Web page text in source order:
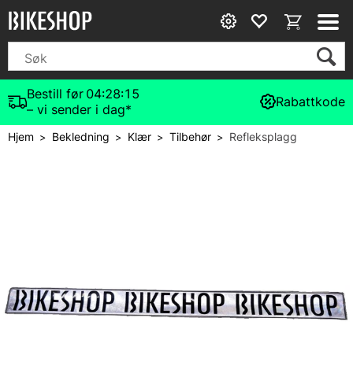
Bestill før 04:28:14
– vi sender i dag*
Rabattkode
Hjem> Bekledning > Klær>Tilbehør> Refleksplagg